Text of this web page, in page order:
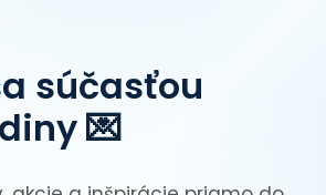
súčasťou
💌